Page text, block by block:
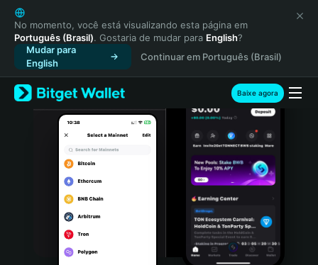
English
日本語
Tiếng Việt
Русский
Español (Latinoamérica)
Türkçe
Italiano
Português (Portugal)
Bahasa Indonesia
No momento, você está visualizando esta página em
Português (Brasil). Gostaria de mudar para English?
Mudar para
English
Continuar em Português (Brasil)
Baixe agora